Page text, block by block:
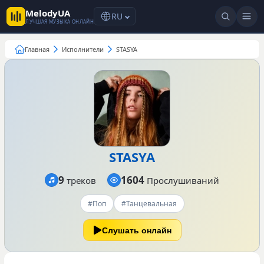
MelodyUA
ЛУЧШАЯ МУЗЫКА ОНЛАЙН RU
Главная Исполнители STASYA
STASYA
#Поп #Танцевальная
9 треков 1604 Прослушиваний
Слушать онлайн